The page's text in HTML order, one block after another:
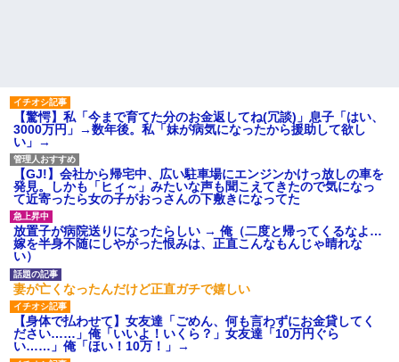
後続車にクラクションを鳴ら
され彼氏が逆切れ。「何クラク
ション鳴らしてんだ！降りてこ
いよ！」と怒鳴りだし...
【衝撃】報酬100万円超の治験
募集がこちらｗｗｗｗｗ(※画像
あり)
【ネット騒然】惨殺されたタ
ワマン頂き女子のこの動画、す
げえええええｗｗｗｗｗｗｗｗ
ｗｗｗ
【愕然】白のクラウン俺氏、
高速道路左車線を制限速度で走
った結果wwwwwwwwwwww
百年の恋12-899 食べた量を
張り合ってくる
【悲報】佐藤輝明・・・２軍
でも盛大にやらかす←あまり悲
しませないでくれ
【驚愕】私「今まで育てた分のお金返してね(冗談)」息子「はい、
3000万円」→数年後。私「妹が病気になったから援助して欲し
い」→
【GJ!】会社から帰宅中、広い駐車場にエンジンかけっ放しの車を
発見。しかも「ヒィ～」みたいな声も聞こえてきたので気になっ
て近寄ったら女の子がおっさんの下敷きになってた
放置子が病院送りになったらしい → 俺（二度と帰ってくるなよ…
嫁を半身不随にしやがった恨みは、正直こんなもんじゃ晴れな
い）
妻が亡くなったんだけど正直ガチで嬉しい
【身体で払わせて】女友達「ごめん、何も言わずにお金貸してく
ださい……」俺「いいよ！いくら？」女友達「10万円ぐら
い……」俺「ほい！10万！」→